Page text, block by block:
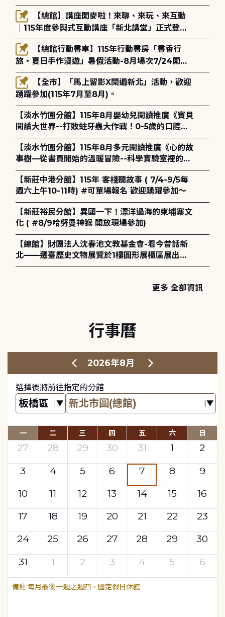
躍參加(115年8月3日至10月4日)。
｜115年度參與式互動講座「新北講堂」正式登
場！
旅・夏日手作漫遊」暑假活動-8月場次7/24開始
報名
踴躍參加(115年7月至8月)。
【淡水竹圍分館】115年8月嬰幼兒閱讀推廣《寶貝
閱讀大世界--打敗蛀牙蟲大作戰！0-5歲的口腔照
護全攻略》
【淡水竹圍分館】115年8月多元閱讀推廣《心的故
事樹—從書頁開始的溫暖冒險--科學實驗室裡的放
電章魚》
【新莊中港分館】115年 客棧聽故事 ( 7/4-9/5每
週六上午10-11時) #可單場報名 歡迎踴躍參加～
【新莊裕民分館】異國一下！漂洋過海的柬埔寨文
化 ( #8/9哈努曼神猴 開放現場參加)
【總館】財團法人沈春池文教基金會-看今昔話新
北——遷臺歷史文物展覽於1樓圓形展櫃區展出，
歡迎一同觀展！
更多 全部資訊
行事曆
2026年8月
選擇後將前往指定的分館
一 二 三 四 五 六 日
27 28 29 30 31 1
2
3
4 5 6 7 8
9
10
11 12 13 14 15
16
17
18 19 20 21 22
23
24
25 26 27 28 29
30
31
1 2 3 4 5 6
每月最後一週之週四、國定假日休館